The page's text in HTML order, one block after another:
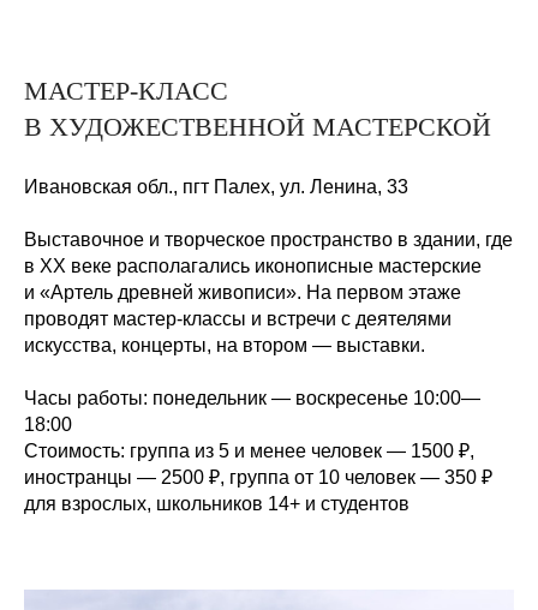
МАСТЕР-КЛАСС
В ХУДОЖЕСТВЕННОЙ МАСТЕРСКОЙ
Ивановская обл., пгт Палех, ул. Ленина, 33
Выставочное и творческое пространство в здании, где
в ХХ веке располагались иконописные мастерские
и «Артель древней живописи». На первом этаже
проводят мастер-классы и встречи с деятелями
искусства, концерты, на втором — выставки.
Часы работы: понедельник — воскресенье 10:00—
18:00
Стоимость: группа из 5 и менее человек — 1500 ₽,
иностранцы — 2500 ₽, группа от 10 человек — 350 ₽
для взрослых, школьников 14+ и студентов